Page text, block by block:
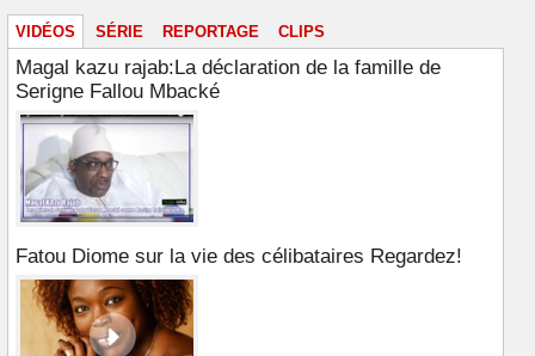
VIDÉOS SÉRIE REPORTAGE CLIPS
Magal kazu rajab:La déclaration de la famille de
Serigne Fallou Mbacké
Fatou Diome sur la vie des célibataires Regardez!